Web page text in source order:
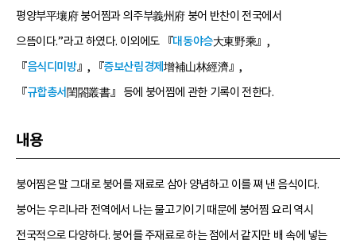
평양부平壤府 붕어찜과 의주부義州府 붕어 반찬이 전국에서
으뜸이다.”라고 하였다. 이외에도 『대동야승大東野乘』,
『음식디미방』, 『증보산림경제 增補山林經濟』,
『규합총서 閨閤叢書』 등에 붕어찜에 관한 기록이 전한다.
내용
붕어찜은 말 그대로 붕어를 재료로 삼아 양념하고 이를 쪄 낸 음식이다.
붕어는 우리나라 전역에서 나는 물고기이기 때문에 붕어찜 요리 역시
전국적으로 다양하다. 붕어를 주재료로 하는 점에서 같지만 배 속에 넣는